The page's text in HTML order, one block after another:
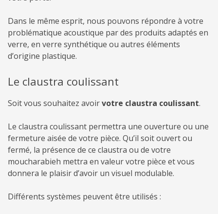
Dans le même esprit, nous pouvons répondre à votre
problématique acoustique par des produits adaptés en
verre, en verre synthétique ou autres éléments
d’origine plastique.
Le claustra coulissant
Soit vous souhaitez avoirvotre claustra coulissant.
Le claustra coulissant permettra une ouverture ou une
fermeture aisée de votre pièce. Qu’il soit ouvert ou
fermé, la présence de ce claustra ou de votre
moucharabieh mettra en valeur votre pièce et vous
donnera le plaisir d’avoir un visuel modulable.
Différents systèmes peuvent être utilisés :